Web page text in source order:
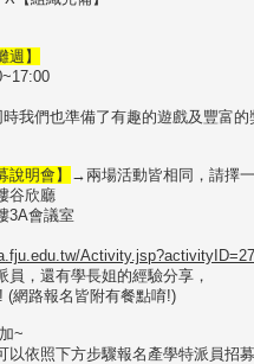
】
我們也準備了有趣的遊戲及豐富的
明會】 →兩場活動皆相同，請擇
谷欣廳
3A會議室
，還有學長姐的經驗分享，
(網路報名皆附有餐點唷!)
~
依照下方步驟報名產學特派員招募